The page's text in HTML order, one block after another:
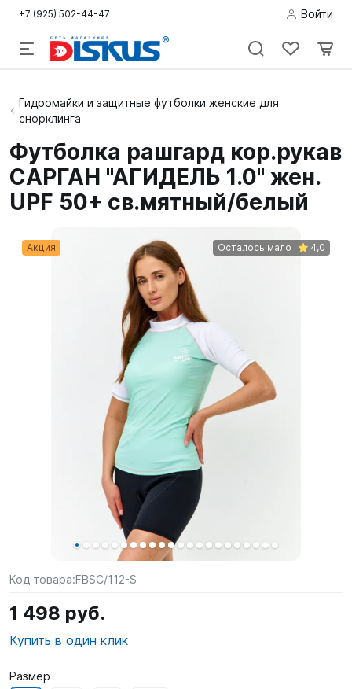
+7 (925) 502-44-47 Войти
Подводная
охота
Дайвинг
Снорклинг /
Пляж
Фридайвинг
Подарочные
Гидромайки и защитные футболки женские для
снорклинга
Футболка рашгард кор.рукав
САРГАН "АГИДЕЛЬ 1.0" жен.
UPF 50+ св.мятный/белый
Акция Осталось мало 4,0
Код товара:FBSC/112-S
1 498 руб.
Купить в один клик
Размер